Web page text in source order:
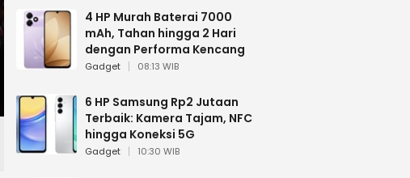
4 HP Murah Baterai 7000
mAh, Tahan hingga 2 Hari
dengan Performa Kencang
Gadget 08:13 WIB
6 HP Samsung Rp2 Jutaan
Terbaik: Kamera Tajam, NFC
hingga Koneksi 5G
Gadget 10:30 WIB